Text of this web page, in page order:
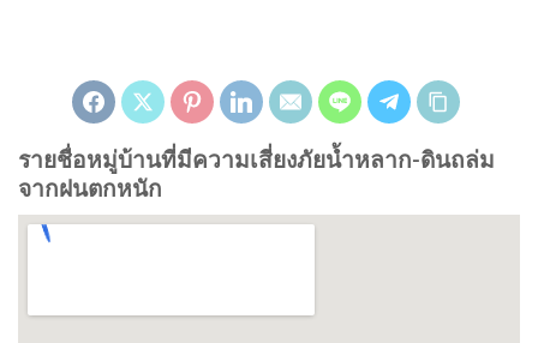
รายชื่อหมู่บ้านที่มีความเสี่ยงภัยน้ำหลาก-ดินถล่ม
จากฝนตกหนัก